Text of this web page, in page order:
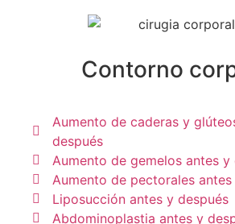
Contorno
Aumento de caderas y
después
Aumento de gemelos antes y
Aumento de pectorales
Liposucción antes y después
Abdominoplastia antes y